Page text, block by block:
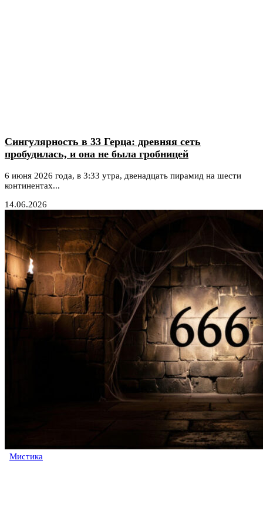
Сингулярность в 33 Герца: древняя сеть
пробудилась, и она не была гробницей
6 июня 2026 года, в 3:33 утра, двенадцать пирамид на шести
континентах...
14.06.2026
Мистика